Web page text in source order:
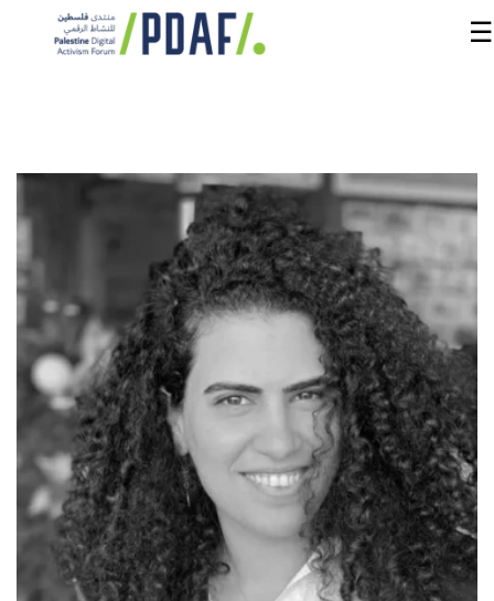
فعاليات
المنتدى
من
نحن
مدربون
ومتحدثون
سنوات
سابقة
☰